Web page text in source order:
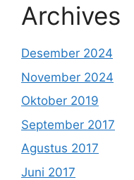
Archives
Desember 2024
November 2024
Oktober 2019
September 2017
Agustus 2017
Juni 2017